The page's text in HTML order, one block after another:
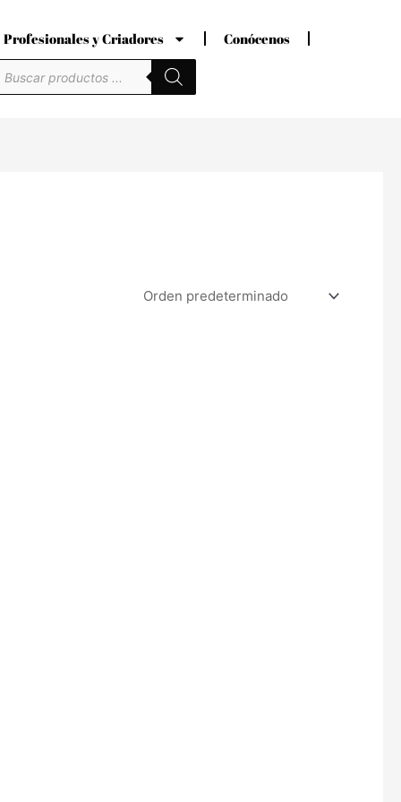
Profesionales y Criadores Conócenos